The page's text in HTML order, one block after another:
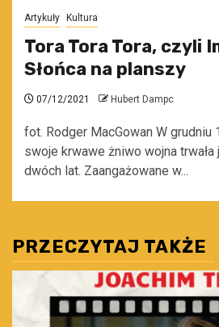
Artykuły Kultura
Tora Tora Tora, czyli
Słońca na planszy
07/12/2021 Hubert Dampc
fot. Rodger MacGowan W grudniu
swoje krwawe żniwo wojna
dwóch lat. Zaangażowane w...
PRZECZYTAJ TAKŻE